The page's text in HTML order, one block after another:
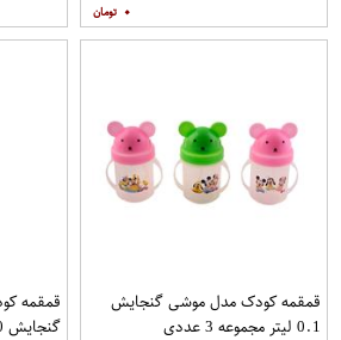
۰
قمقمه کودک مدل موشی گنجایش
0.1 لیتر مجموعه 3 عددی
گنجایش 350 میلی لیتر